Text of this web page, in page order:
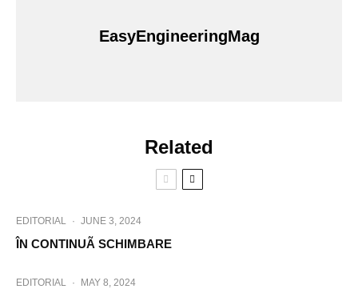
EasyEngineeringMag
Related
EDITORIAL · JUNE 3, 2024
ÎN CONTINUÃ SCHIMBARE
EDITORIAL · MAY 8, 2024